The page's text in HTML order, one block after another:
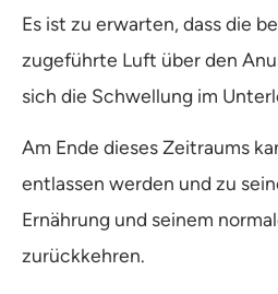
Es ist zu erwarten, dass die
zugeführte Luft über den
sich die Schwellung im
Am Ende dieses Zeitraums
entlassen werden und zu
Ernährung und seinem
zurückkehren.